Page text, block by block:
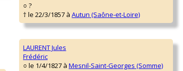
○ ?
† le 22/3/1857 à Autun (Saône-et-Loire)
LAURENT Jules
Frédéric
○ le 1/4/1827 à Mesnil-Saint-Georges (Somme)